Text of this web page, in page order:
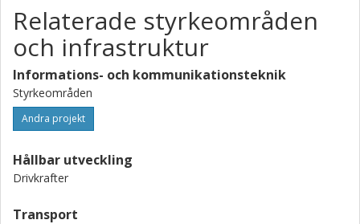
Relaterade styrkeområden
och infrastruktur
Informations- och kommunikationsteknik
Styrkeområden
Andra projekt
Hållbar utveckling
Drivkrafter
Transport